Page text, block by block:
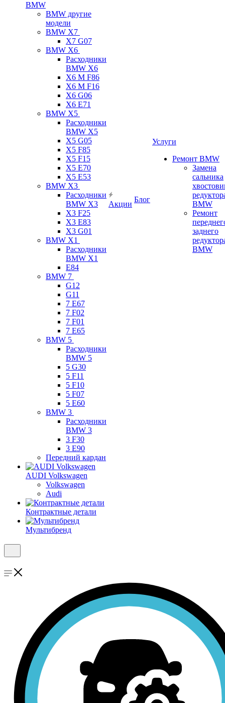
BMW
BMW другие
модели
BMW X7
X7 G07
BMW X6
Расходники
BMW X6
X6 M F86
X6 M F16
X6 G06
X6 E71
BMW X5
Расходники
BMW X5
X5 G05
X5 F85
X5 F15
X5 E70
X5 E53
BMW X3
Расходники
BMW X3
X3 F25
X3 E83
X3 G01
BMW X1
Расходники
BMW X1
E84
BMW 7
G12
G11
7 Е67
7 F02
7 F01
7 E65
BMW 5
Расходники
BMW 5
5 G30
5 F11
5 F10
5 F07
5 E60
BMW 3
Расходники
BMW 3
3 F30
3 E90
Передний кардан
AUDI Volkswagen
Volkswagen
Audi
Контрактные детали
Мультибренд
Акции
Блог
Услуги
Ремонт BMW
Замена
сальника
BMW
Ремонт
заднего
BMW